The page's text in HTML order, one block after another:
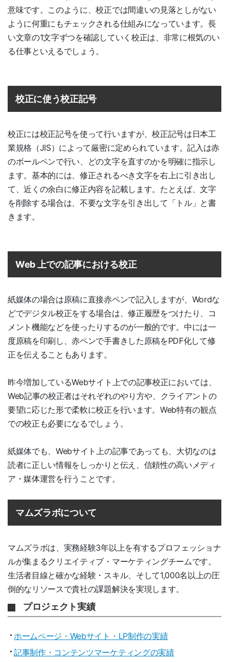
意味です。このように、校正では間違いの見落としがない
ように何重にもチェックされる仕組みになっています。長
い文章の1文字ずつを確認していく校正は、非常に根気のい
る仕事といえるでしょう。
校正に使う校正記号
校正には校正記号を使って行いますが、校正記号は日本工
業規格（JIS）によって厳密に定められています。記入は赤
のボールペンで行い、どの文字を直すのかを明確に指示し
ます。基本的には、修正されるべき文字を右上に引き出し
て、近くの余白に修正内容を記載します。たとえば、文字
を削除する場合は、不要な文字を引き出して「トル」と書
きます。
Web 上での記事における校正
紙媒体の場合は原稿に直接赤ペンで記入しますが、Wordな
どでデジタル校正をする場合は、修正履歴をつけたり、コ
メント機能などを使ったりするのが一般的です。中には一
度原稿を印刷し、赤ペンで手書きした原稿をPDF化して修
正を伝えることもあります。
昨今増加しているWebサイト上での記事校正においては、
Web記事の校正者はそれぞれのやり方や、クライアントの
要望に応じた形で柔軟に校正を行います。Web特有の観点
での校正も必要になるでしょう。
紙媒体でも、Webサイト上の記事であっても、大切なのは
読者に正しい情報をしっかりと伝え、信頼性の高いメディ
ア・媒体運営を行うことです。
マムズラボについて
マムズラボは、実務経験3年以上を有するプロフェッショナ
ルが集まるクリエイティブ・マーケティングチームです。
生活者目線と確かな経験・スキル、そして1,000名以上の圧
倒的なリソースで貴社の課題解決を実現します。
プロジェクト実績
ホームページ・Webサイト・LP制作の実績
記事制作・コンテンツマーケティングの実績